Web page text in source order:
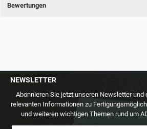
Bewertungen
NEWSLETTER
Abonnieren Sie jetzt unseren Newsletter
relevanten Informationen zu
und weiteren wichtigen Themen rund um